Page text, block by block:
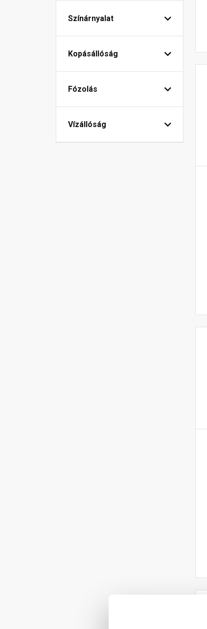
Színárnyalat
Kopásállóság
Fózolás
Vízállóság